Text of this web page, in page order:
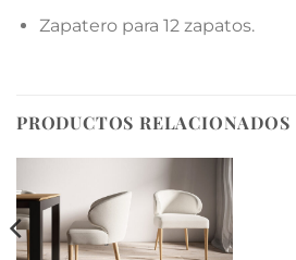
Zapatero para 12 zapatos.
PRODUCTOS RELACIONADOS